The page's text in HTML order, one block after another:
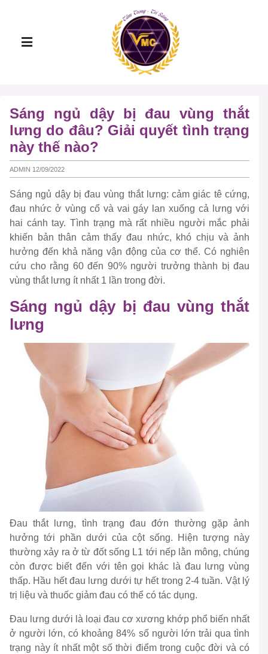
Sáng ngủ dậy bị đau vùng thắt
lưng do đâu? Giải quyết tình trạng
này thế nào?
ADMIN 12/09/2022
Sáng ngủ dậy bị đau vùng thắt lưng: cảm giác tê cứng,
đau nhức ở vùng cổ và vai gáy lan xuống cả lưng với
hai cánh tay. Tình trạng mà rất nhiều người mắc phải
khiến bản thân cảm thấy đau nhức, khó chịu và ảnh
hưởng đến khả năng vận động của cơ thể. Có nghiên
cứu cho rằng 60 đến 90% ngư­ời trưởng thành bị đau
vùng thắt l­ưng ít nhất 1 lần trong đời.
Sáng ngủ dậy bị đau vùng thắt
lưng
Đau thắt lưng, tình trạng đau đớn thường gặp ảnh
hưởng tới phần dưới của cột sống. Hiện tượng này
thường xảy ra ở từ đốt sống L1 tới nếp lằn mông, chúng
còn được biết đến với tên gọi khác là đau lưng vùng
thấp. Hầu hết đau lưng dưới tự hết trong 2-4 tuần. Vật lý
trị liệu và thuốc giảm đau có thể có tác dụng.
Đau lưng dưới là loại đau cơ xương khớp phổ biến nhất
ở người lớn, có khoảng 84% số người lớn trải qua tình
trạng này ít nhất một số thời điểm trong cuộc đời và có